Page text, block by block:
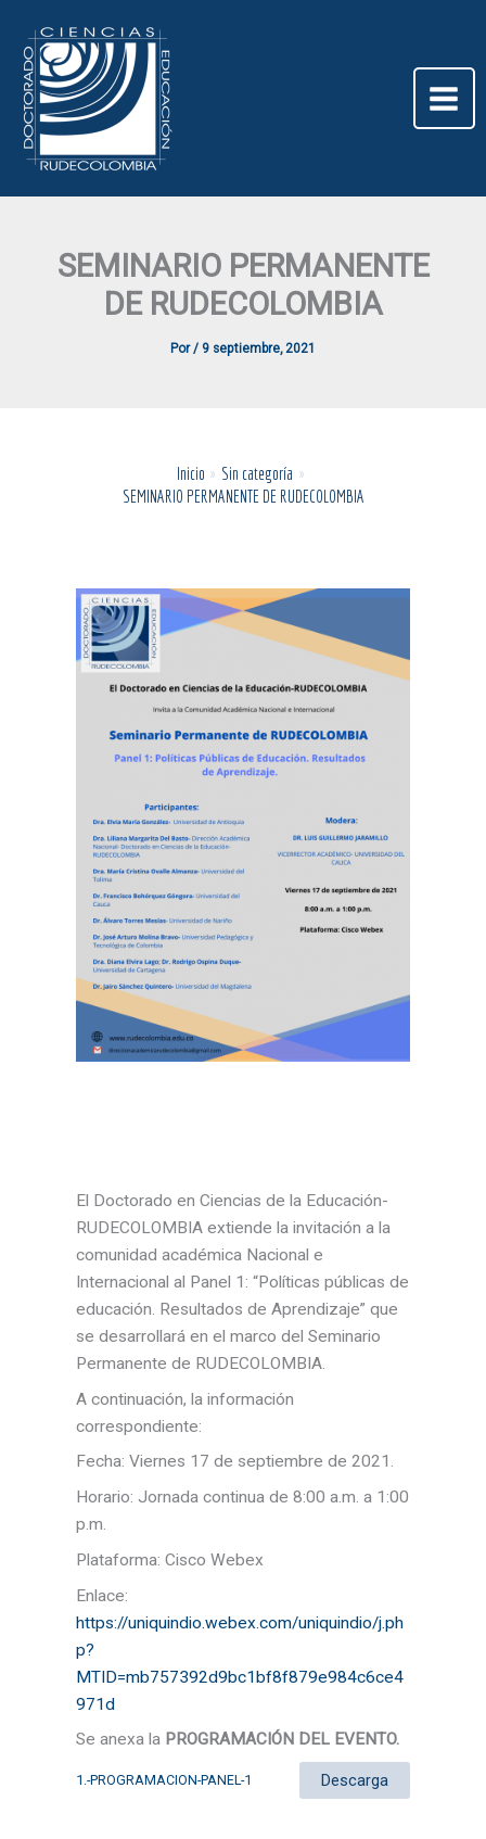
contenido
SEMINARIO PERMANENTE
DE RUDECOLOMBIA
Por/ 9 septiembre, 2021
Inicio
Sin categoría
SEMINARIO PERMANENTE DE RUDECOLOMBIA
El Doctorado en Ciencias de la Educación-
RUDECOLOMBIA extiende la invitación a la
comunidad académica Nacional e
Internacional al Panel 1: “Políticas públicas de
educación. Resultados de Aprendizaje” que
se desarrollará en el marco del Seminario
Permanente de RUDECOLOMBIA.
A continuación, la información
correspondiente:
Fecha: Viernes 17 de septiembre de 2021.
Horario: Jornada continua de 8:00 a.m. a 1:00
p.m.
Plataforma: Cisco Webex
Enlace:
https://uniquindio.webex.com/uniquindio/j.ph
p?
MTID=mb757392d9bc1bf8f879e984c6ce4
971d
Se anexa la PROGRAMACIÓN DEL EVENTO.
1.-PROGRAMACION-PANEL-1 Descarga